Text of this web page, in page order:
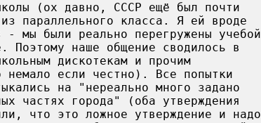
(ох давно, СССР ещё был почти
параллельного класса. Я ей вроде
мы были реально перегружены учебой
наше общение сводилось в
дискотекам и прочим
немало если честно). Все попытки
на "нереально много задано
частях города" (оба утверждения
что это ложное утверждение и надо